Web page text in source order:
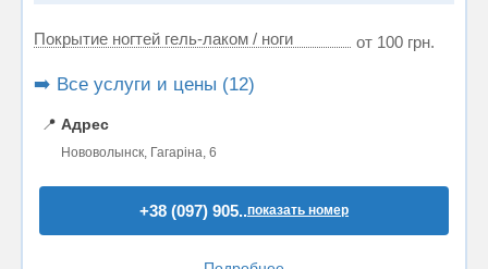
Покрытие ногтей гель-лаком / ноги от 100 грн.
➡️ Все услуги и цены (12)
📍 Адрес
Нововолынск, Гагаріна, 6
+38 (097) 905..показать номер